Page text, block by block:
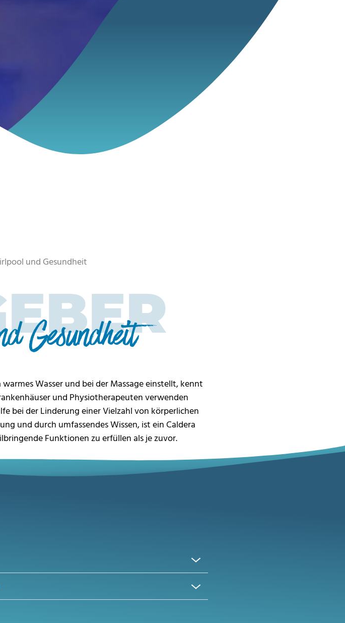
und Gesundheit
Gesundheit
Wasser und bei der Massage einstellt, kennt
und Physiotherapeuten verwenden
bei der Linderung einer Vielzahl von körperlichen
und durch umfassendes Wissen, ist ein Caldera
Funktionen zu erfüllen als je zuvor.